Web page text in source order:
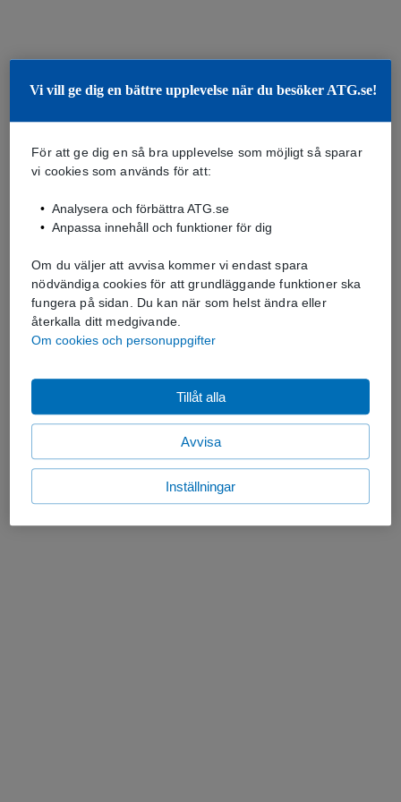
Vi vill ge dig en bättre upplevelse när du besöker ATG.se!
För att ge dig en så bra upplevelse som möjligt så sparar
vi cookies som används för att:
Analysera och förbättra ATG.se
Anpassa innehåll och funktioner för dig
Om du väljer att avvisa kommer vi endast spara
nödvändiga cookies för att grundläggande funktioner ska
fungera på sidan. Du kan när som helst ändra eller
återkalla ditt medgivande.
Om cookies och personuppgifter
Avvisa
Tillåt alla
Inställningar